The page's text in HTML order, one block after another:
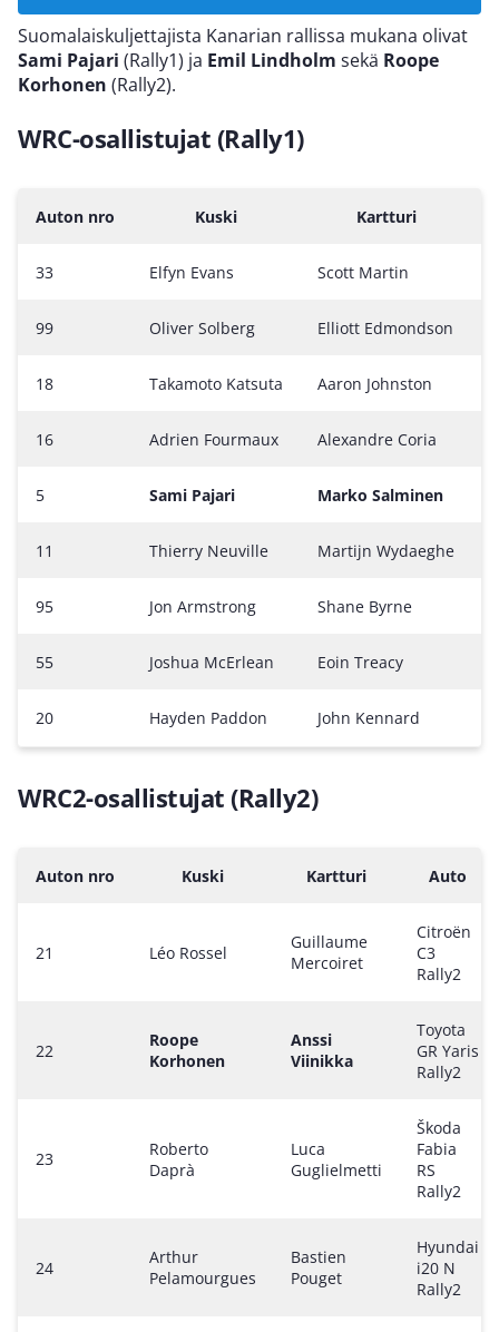
Suomalaiskuljettajista Kanarian rallissa mukana olivat
Sami Pajari (Rally1) ja Emil Lindholm sekä Roope
Korhonen (Rally2).
WRC-osallistujat (Rally1)
Auton nro Kuski Kartturi
33 Elfyn Evans Scott Martin
99 Oliver Solberg Elliott Edmondson
18 Takamoto Katsuta Aaron Johnston
16 Adrien Fourmaux Alexandre Coria
5 Sami Pajari Marko Salminen
11 Thierry Neuville Martijn Wydaeghe
95 Jon Armstrong Shane Byrne
55 Joshua McErlean Eoin Treacy
20 Hayden Paddon John Kennard
WRC2-osallistujat (Rally2)
Auton nro Kuski Kartturi Auto
21 Léo Rossel
Guillaume
Mercoiret
Citroën
C3
Rally2
22
Roope
Korhonen
Anssi
Viinikka
Toyota
GR Yaris
Rally2
23
Roberto
Daprà
Luca
Guglielmetti
Škoda
Fabia
RS
Rally2
24
Arthur
Pelamourgues
Bastien
Pouget
Hyundai
i20 N
Rally2